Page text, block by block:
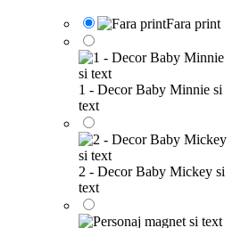
Fara print
1 - Decor Baby Minnie si
text
2 - Decor Baby Mickey si
text